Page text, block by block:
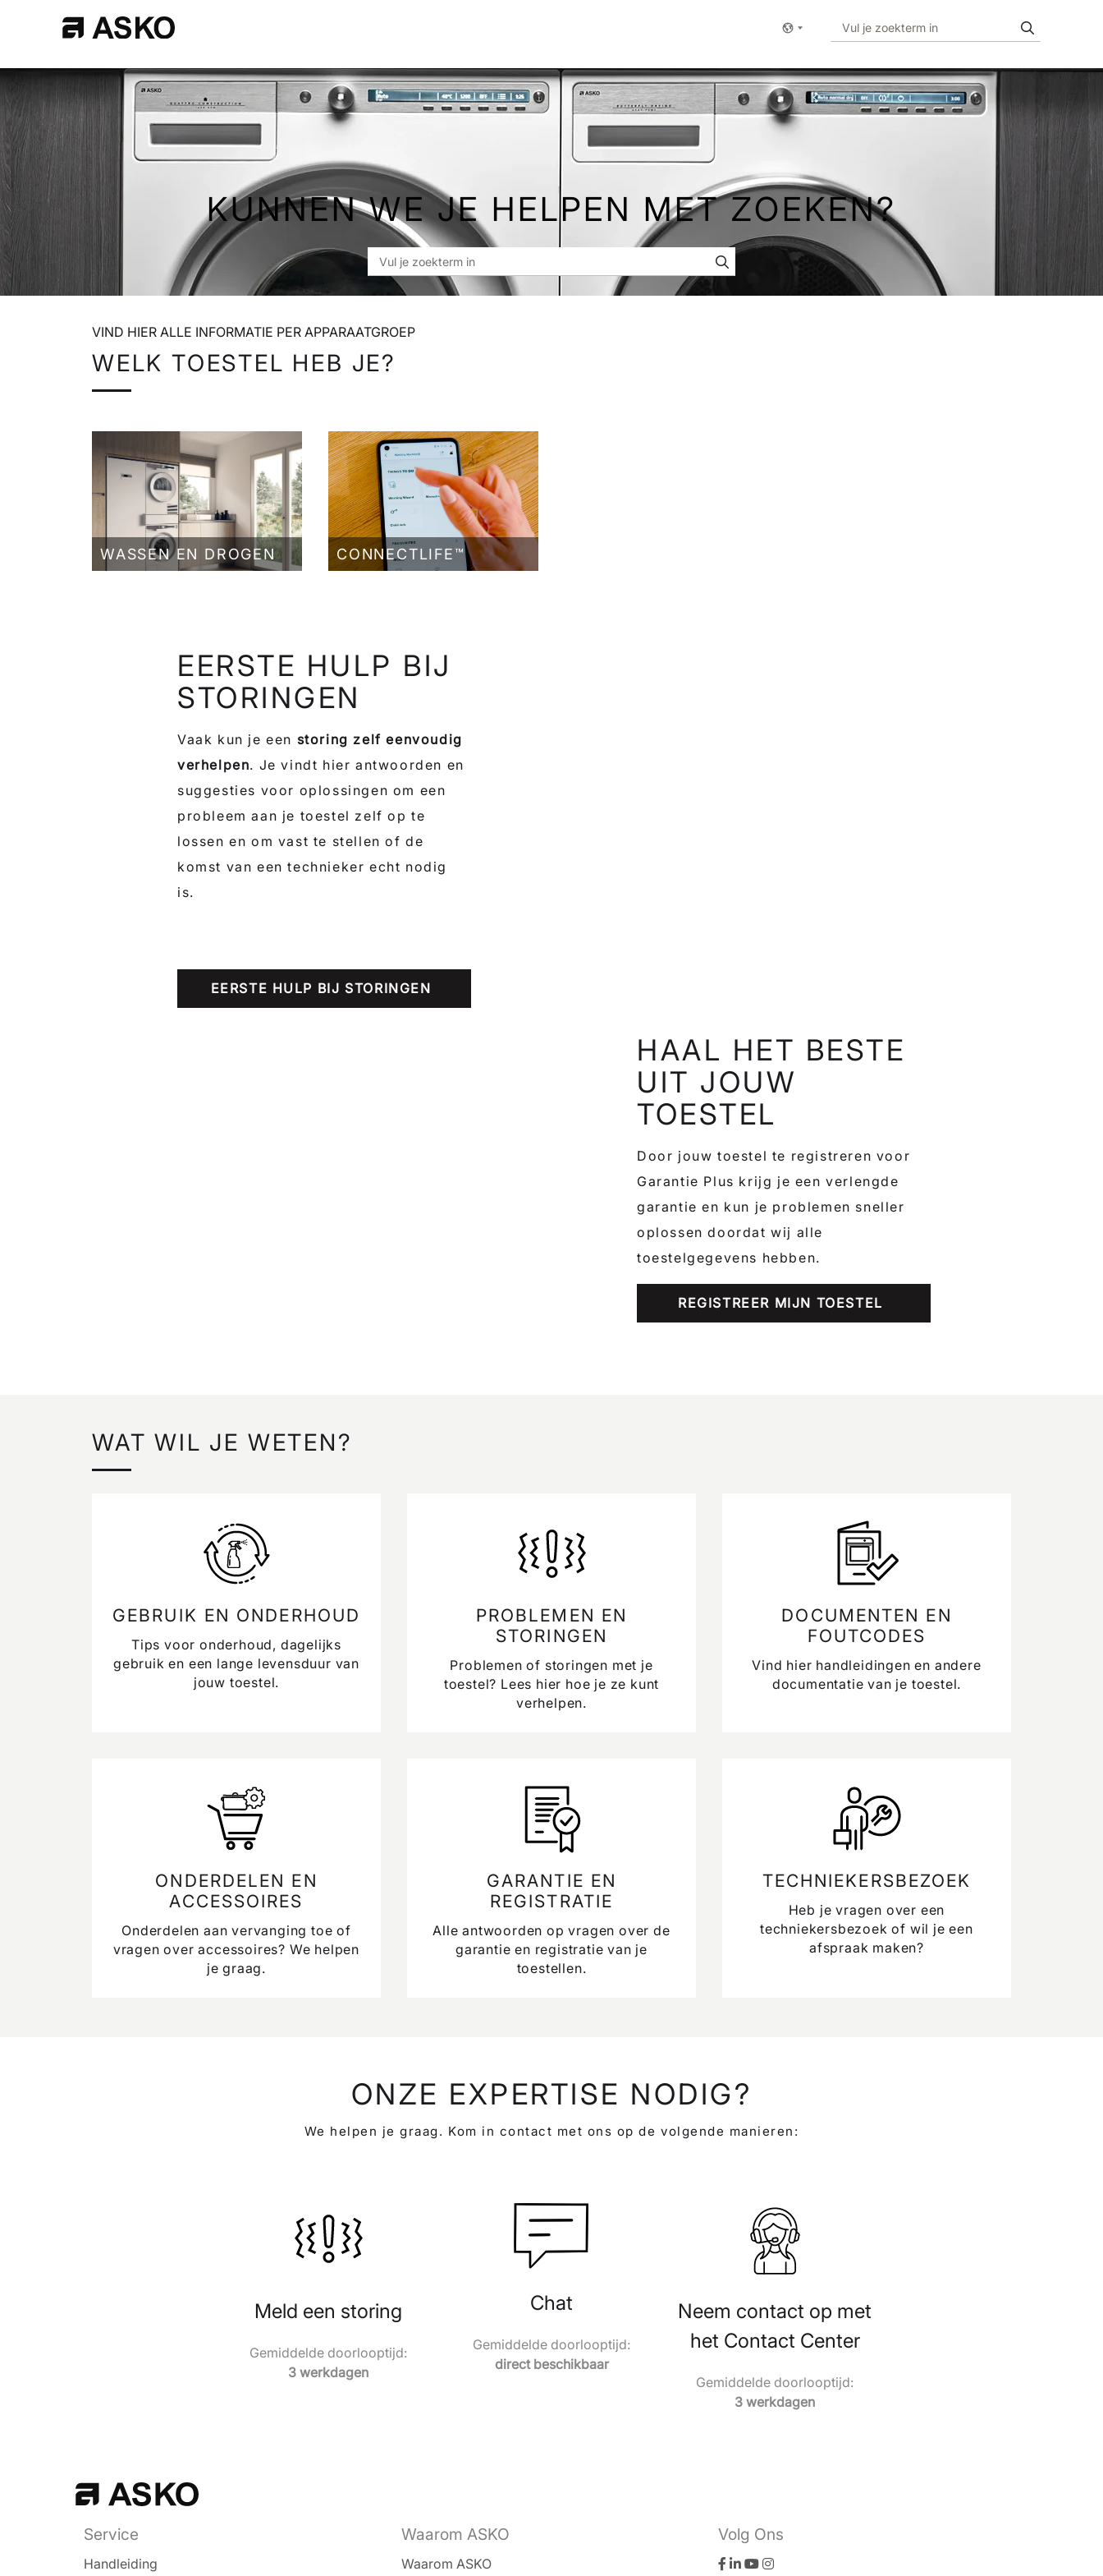
Show menu
KUNNEN WE JE HELPEN MET ZOEKEN?
VIND HIER ALLE INFORMATIE PER APPARAATGROEP
WELK TOESTEL HEB JE?
WASSEN EN DROGEN CONNECTLIFE™
EERSTE HULP BIJ
STORINGEN
Vaak kun je een storing zelf eenvoudig
verhelpen. Je vindt hier antwoorden en
suggesties voor oplossingen om een
probleem aan je toestel zelf op te
lossen en om vast te stellen of de
komst van een technieker echt nodig
is.
EERSTE HULP BIJ STORINGEN
HAAL HET BESTE
UIT JOUW
TOESTEL
Door jouw toestel te registreren voor
Garantie Plus krijg je een verlengde
garantie en kun je problemen sneller
oplossen doordat wij alle
toestelgegevens hebben.
REGISTREER MIJN TOESTEL
WAT WIL JE WETEN?
GEBRUIK EN ONDERHOUD
Tips voor onderhoud, dagelijks
gebruik en een lange levensduur van
jouw toestel.
PROBLEMEN EN
STORINGEN
Problemen of storingen met je
toestel? Lees hier hoe je ze kunt
verhelpen.
DOCUMENTEN EN
FOUTCODES
Vind hier handleidingen en andere
documentatie van je toestel.
ONDERDELEN EN
ACCESSOIRES
Onderdelen aan vervanging toe of
vragen over accessoires? We helpen
je graag.
GARANTIE EN
REGISTRATIE
Alle antwoorden op vragen over de
garantie en registratie van je
toestellen.
TECHNIEKERSBEZOEK
Heb je vragen over een
techniekersbezoek of wil je een
afspraak maken?
ONZE EXPERTISE NODIG?
We helpen je graag. Kom in contact met ons op de volgende manieren:
Meld een storing
Gemiddelde doorlooptijd:
3 werkdagen
Chat
Gemiddelde doorlooptijd:
direct beschikbaar
Neem contact op met
het Contact Center
Gemiddelde doorlooptijd:
3 werkdagen
Service
Handleiding
Waarom ASKO
Waarom ASKO
Volg Ons